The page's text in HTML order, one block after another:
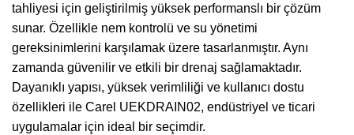
tahliyesi için geliştirilmiş yüksek performanslı bir çözüm
sunar. Özellikle nem kontrolü ve su yönetimi
gereksinimlerini karşılamak üzere tasarlanmıştır. Aynı
zamanda güvenilir ve etkili bir drenaj sağlamaktadır.
Dayanıklı yapısı, yüksek verimliliği ve kullanıcı dostu
özellikleri ile Carel UEKDRAIN02, endüstriyel ve ticari
uygulamalar için ideal bir seçimdir.